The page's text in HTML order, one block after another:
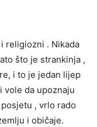
religiozni . Nikada
što je strankinja ,
i to je jedan lijep
vole da upoznaju
, vrlo rado
i običaje.